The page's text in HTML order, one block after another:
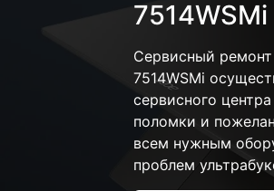
Сервисный ремонт
7514WSMi
сервисного
поломки и
всем нужным
проблем